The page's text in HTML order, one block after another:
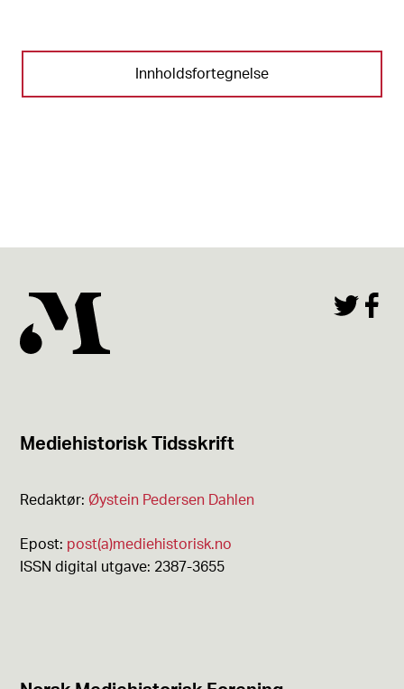
Innholdsfortegnelse
Mediehistorisk Tidsskrift
Redaktør: Øystein Pedersen Dahlen
Epost: post(a)mediehistorisk.no
ISSN digital utgave: 2387-3655